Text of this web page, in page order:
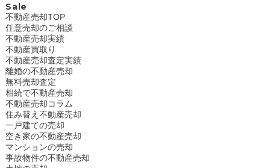
Sale
不動産売却TOP
任意売却のご相談
不動産売却実績
不動産買取り
不動産売却査定実績
離婚の不動産売却
無料売却査定
相続で不動産売却
不動産売却コラム
住み替え不動産売却
一戸建ての売却
空き家の不動産売却
マンションの売却
事故物件の不動産売却